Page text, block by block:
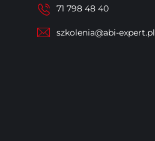
71 798 48 40
szkolenia@abi-expert.pl